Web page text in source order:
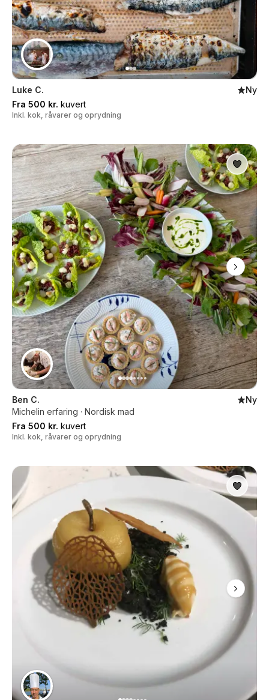
Luke C.
Ny
Fra 500 kr. kuvert
Inkl. kok, råvarer og oprydning
Ben C.
Ny
Michelin erfaring · Nordisk mad
Fra 500 kr. kuvert
Inkl. kok, råvarer og oprydning